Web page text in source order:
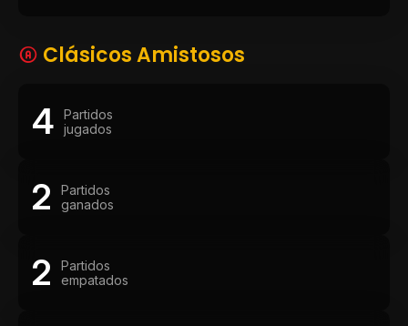
Clásicos Amistosos
4
Partidos
jugados
2
Partidos
ganados
2
Partidos
empatados